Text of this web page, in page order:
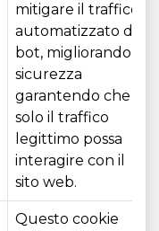
mitigare il traffico
automatizzato dei
bot, migliorando la
sicurezza
garantendo che
solo il traffico
legittimo possa
interagire con il
sito web.
Questo cookie